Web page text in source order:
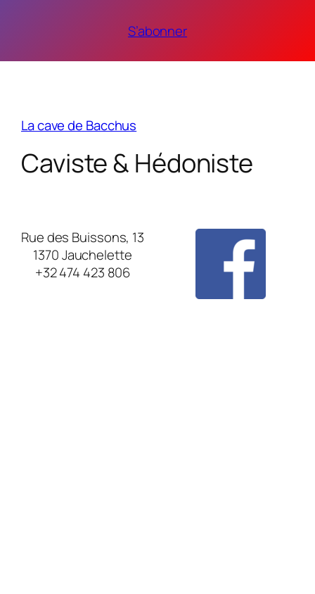
S’abonner
La cave de Bacchus
Caviste & Hédoniste
Rue des Buissons, 13
1370 Jauchelette
+32 474 423 806